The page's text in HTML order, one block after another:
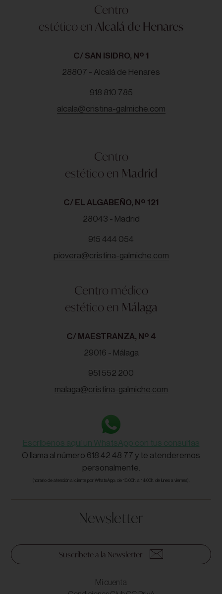
Centro
estético en Alcalá de Henares
C/ SAN ISIDRO, Nº 1
28807 - Alcalá de Henares
918 810 785
alcala@cristina-galmiche.com
Centro
estético en Madrid
C/ EL ALGABEÑO, Nº 121
28043 - Madrid
915 444 054
piovera@cristina-galmiche.com
Centro médico
estético en Málaga
C/ MAESTRANZA, Nº 4
29016 - Málaga
951 552 200
malaga@cristina-galmiche.com
Escríbenos aquí un WhatsApp con tus consultas
O llama al número 618 42 48 77 y te atenderemos
personalmente.
(horario de atención al cliente por WhatsApp: de 10:00h. a 14:00h. de lunes a viernes).
Newsletter
Suscríbete a la Newsletter
Mi cuenta